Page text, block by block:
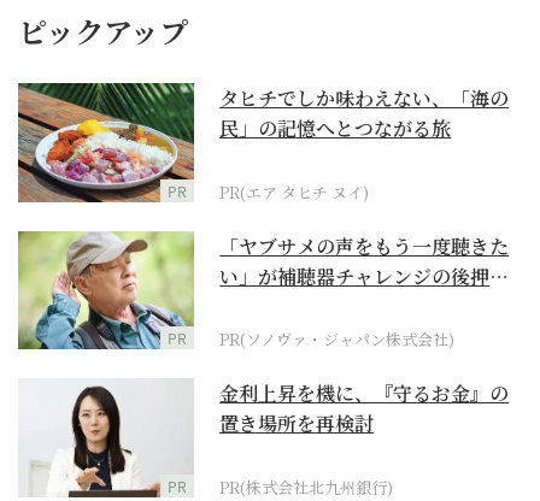
ピックアップ
PR
タヒチでしか味わえない、「海の
民」の記憶へとつながる旅
PR(エア タヒチ ヌイ)
PR
「ヤブサメの声をもう一度聴きた
い」が補聴器チャレンジの後押し
PR(ソノヴァ・ジャパン株式会社)
PR
金利上昇を機に、『守るお金』の
置き場所を再検討
PR(株式会社北九州銀行)